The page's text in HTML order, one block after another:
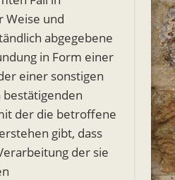
und
abgegebene
in Form einer
einer sonstigen
der die betroffene
gibt, dass
der sie